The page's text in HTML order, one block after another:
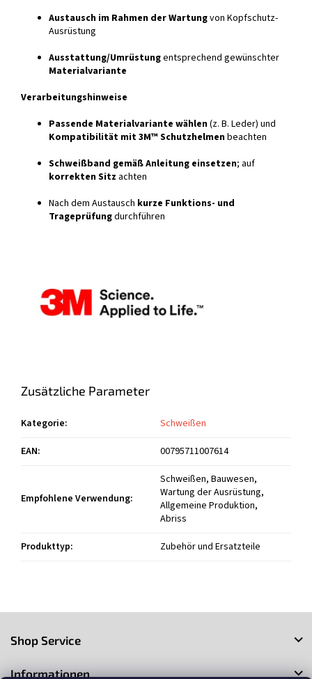
Austausch im Rahmen der Wartungvon Kopfschutz-
Ausrüstung
Ausstattung/Umrüstungentsprechend gewünschter
Materialvariante
Verarbeitungshinweise
Passende Materialvariante wählen(z. B. Leder) und
Kompatibilität mit 3M™ Schutzhelmenbeachten
Schweißband gemäß Anleitung einsetzen; auf
korrekten Sitz achten
Nach dem Austausch kurze Funktions- und
Trageprüfungdurchführen
Zusätzliche Parameter
Kategorie:
Schweißen
EAN: 00795711007614
Empfohlene Verwendung:
Schweißen, Bauwesen,
Wartung der Ausrüstung,
Allgemeine Produktion,
Abriss
Produkttyp: Zubehör und Ersatzteile
Shop Service
Informationen